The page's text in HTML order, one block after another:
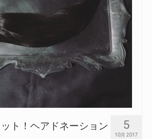
5
10月 2017
ット！ヘアドネーション